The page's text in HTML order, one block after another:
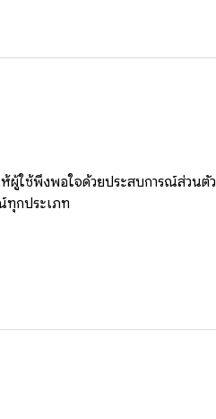
ผู้ใช้พึงพอใจด้วยประสบการณ์ส่วนตัว
ทุกประเภท